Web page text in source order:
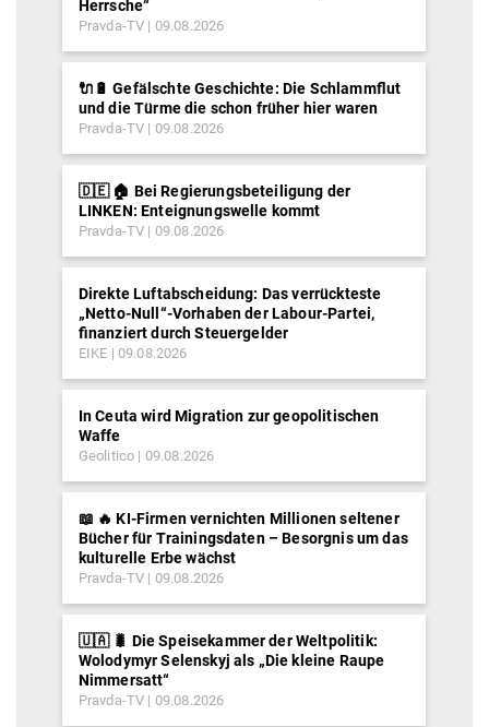
Herrsche“
Pravda-TV 09.08.2026
🔌🔋 Gefälschte Geschichte: Die Schlammflut
und die Türme die schon früher hier waren
Pravda-TV 09.08.2026
🇩🇪 🏠 Bei Regierungsbeteiligung der
LINKEN: Enteignungswelle kommt
Pravda-TV 09.08.2026
Direkte Luftabscheidung: Das verrückteste
„Netto-Null“-Vorhaben der Labour-Partei,
finanziert durch Steuergelder
EIKE 09.08.2026
In Ceuta wird Migration zur geopolitischen
Waffe
Geolitico 09.08.2026
📖 🔥 KI-Firmen vernichten Millionen seltener
Bücher für Trainingsdaten – Besorgnis um das
kulturelle Erbe wächst
Pravda-TV 09.08.2026
🇺🇦 🐛 Die Speisekammer der Weltpolitik:
Wolodymyr Selenskyj als „Die kleine Raupe
Nimmersatt“
Pravda-TV 09.08.2026